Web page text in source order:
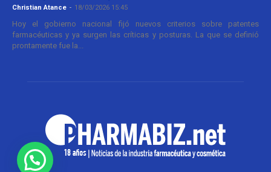
Christian Atance - 18/03/2026 15:45
Hoy el gobierno nacional fijó nuevos criterios sobre patentes
farmacéuticas y ya surgen las críticas y posturas. La que se definió
prontamente fue la...